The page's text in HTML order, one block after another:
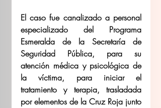
El caso fue canalizado a personal
especializado del Programa
Esmeralda de la Secretaría de
Seguridad Pública, para su
atención médica y psicológica de
la víctima, para iniciar el
tratamiento y terapia, trasladada
por elementos de la Cruz Roja junto